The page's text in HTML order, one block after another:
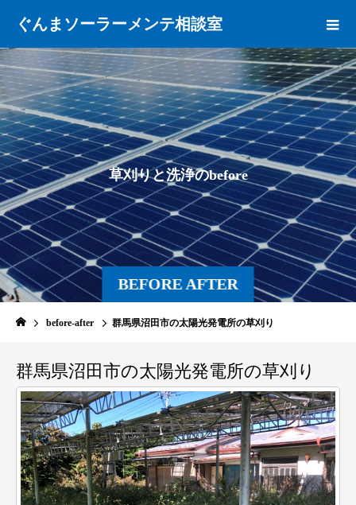
ぐんまソーラーメンテ相談室
BEFORE AFTER
草刈りと洗浄のbefore aft
before-after 群馬県沼田市の太陽光発電所の草刈り
群馬県沼田市の太陽光発電所の草刈り